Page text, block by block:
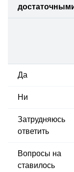
Да
Ни
Затрудняюсь
ответить
Вопросы на
ставилось